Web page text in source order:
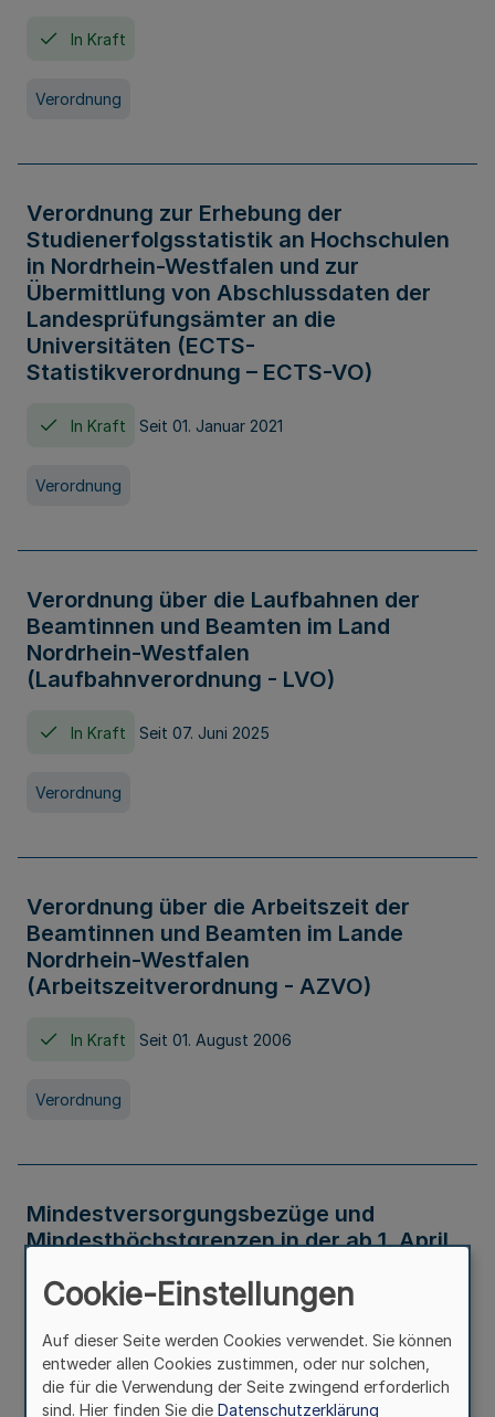
In Kraft
Verordnung
Verordnung zur Erhebung der
Studienerfolgsstatistik an Hochschulen
in Nordrhein-Westfalen und zur
Übermittlung von Abschlussdaten der
Landesprüfungsämter an die
Universitäten (ECTS-
Statistikverordnung – ECTS-VO)
In Kraft Seit 01. Januar 2021
Verordnung
Verordnung über die Laufbahnen der
Beamtinnen und Beamten im Land
Nordrhein-Westfalen
(Laufbahnverordnung - LVO)
In Kraft Seit 07. Juni 2025
Verordnung
Verordnung über die Arbeitszeit der
Beamtinnen und Beamten im Lande
Nordrhein-Westfalen
(Arbeitszeitverordnung - AZVO)
In Kraft Seit 01. August 2006
Verordnung
Mindestversorgungsbezüge und
Mindesthöchstgrenzen in der ab 1. April
Verwaltungsvorschrift
Cookie-Einstellungen
Auf dieser Seite werden Cookies verwendet. Sie können
entweder allen Cookies zustimmen, oder nur solchen,
die für die Verwendung der Seite zwingend erforderlich
sind. Hier finden Sie die Datenschutzerklärung